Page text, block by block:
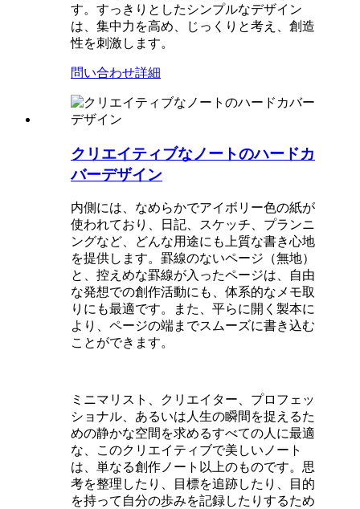
す。すっきりとしたシンプルなデザイン
は、集中力を高め、じっくりと考え、創造
性を刺激します。
問い合わせ詳細
クリエイティブなノートのハードカ
バーデザイン
内側には、なめらかでアイボリー色の紙が
使われており、日記、スケッチ、プランニ
ングなど、どんな用途にも上質な書き心地
を提供します。罫線のないページ（無地）
と、控えめな罫線が入ったページは、自由
な発想での創作活動にも、体系的なメモ取
りにも最適です。また、平らに開く製本に
より、ページの端までスムーズに書き込む
ことができます。
ミニマリスト、クリエイター、プロフェッ
ショナル、あるいは人生の瞬間を捉えるた
めの静かな空間を求めるすべての人に最適
な、このクリエイティブで美しいノート
は、単なる創作ノート以上のものです。思
考を整理したり、目標を追跡したり、目的
を持って自分の歩みを記録したりするため